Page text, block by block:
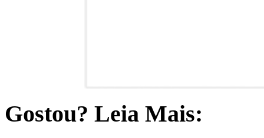
Gostou? Leia Mais: